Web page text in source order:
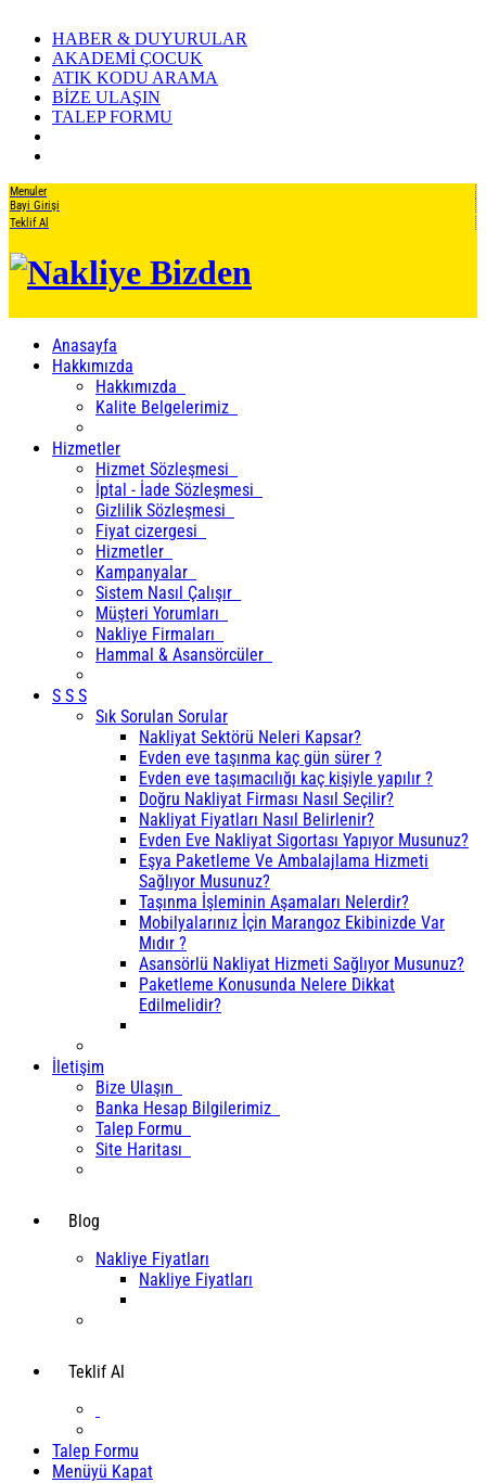
HABER & DUYURULAR
AKADEMİ ÇOCUK
ATIK KODU ARAMA
BİZE ULAŞIN
TALEP FORMU
Menuler
Bayi Girişi
Teklif Al
Anasayfa
Hakkımızda
Hakkımızda
Kalite Belgelerimiz
Hizmetler
Hizmet Sözleşmesi
İptal - İade Sözleşmesi
Gizlilik Sözleşmesi
Fiyat cizergesi
Hizmetler
Kampanyalar
Sistem Nasıl Çalışır
Müşteri Yorumları
Nakliye Firmaları
Hammal & Asansörcüler
S S S
Sık Sorulan Sorular
Nakliyat Sektörü Neleri Kapsar?
Evden eve taşınma kaç gün sürer ?
Evden eve taşımacılığı kaç kişiyle yapılır ?
Doğru Nakliyat Firması Nasıl Seçilir?
Nakliyat Fiyatları Nasıl Belirlenir?
Evden Eve Nakliyat Sigortası Yapıyor Musunuz?
Eşya Paketleme Ve Ambalajlama Hizmeti
Sağlıyor Musunuz?
Taşınma İşleminin Aşamaları Nelerdir?
Mobilyalarınız İçin Marangoz Ekibinizde Var
Mıdır ?
Asansörlü Nakliyat Hizmeti Sağlıyor Musunuz?
Paketleme Konusunda Nelere Dikkat
Edilmelidir?
İletişim
Bize Ulaşın
Banka Hesap Bilgilerimiz
Talep Formu
Site Haritası
Blog
Nakliye Fiyatları
Nakliye Fiyatları
Teklif Al
Talep Formu
Menüyü Kapat